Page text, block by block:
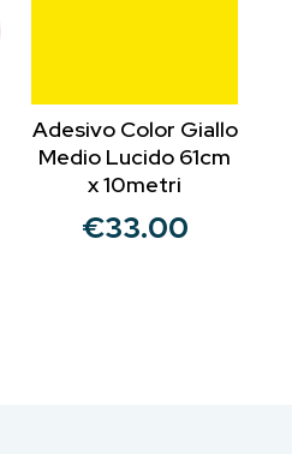
Adesivo Color Giallo
Medio Lucido 61cm
x 10metri
€33.00